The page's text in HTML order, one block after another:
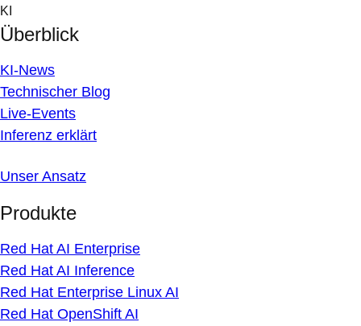
Skip
to
content
KI
Überblick
KI-News
Technischer Blog
Live-Events
Inferenz erklärt
Unser Ansatz
Produkte
Red Hat AI Enterprise
Red Hat AI Inference
Red Hat Enterprise Linux AI
Red Hat OpenShift AI